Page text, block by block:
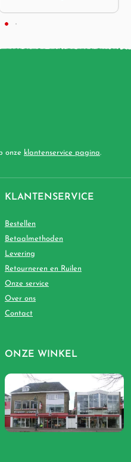
onze klantenservice pagina.
KLANTENSERVICE
Bestellen
Betaalmethoden
Levering
Retourneren en Ruilen
Onze service
Over ons
Contact
ONZE WINKEL